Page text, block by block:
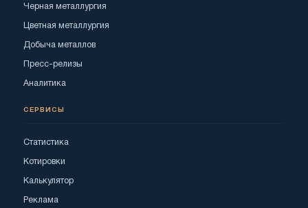
Черная металлургия
Цветная металлургия
Добыча металлов
Пресс-релизы
Аналитика
СЕРВИСЫ
Статистика
Котировки
Калькулятор
Реклама